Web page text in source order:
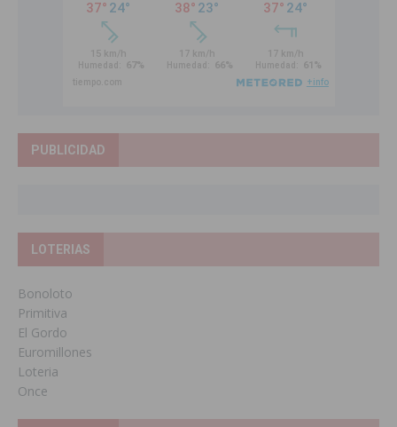
PUBLICIDAD
LOTERIAS
Bonoloto
Primitiva
El Gordo
Euromillones
Loteria
Once